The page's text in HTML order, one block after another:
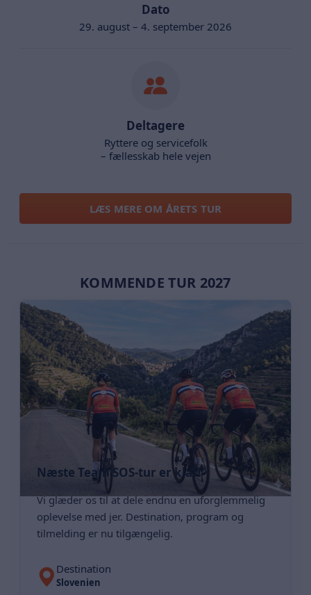
Dato
29. august – 4. september 2026
Deltagere
Ryttere og servicefolk
– fællesskab hele vejen
LÆS MERE OM ÅRETS TUR
KOMMENDE TUR 2027
Næste Team SOS-tur er klar!
Vi glæder os til at dele endnu en uforglemmelig
oplevelse med jer. Destination, program og
tilmelding er nu tilgængelig.
Destination
Slovenien